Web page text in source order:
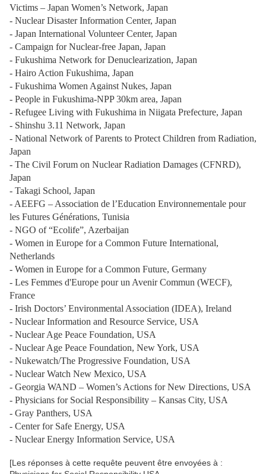
Victims – Japan Women’s Network, Japan
- Nuclear Disaster Information Center, Japan
- Japan International Volunteer Center, Japan
- Campaign for Nuclear-free Japan, Japan
- Fukushima Network for Denuclearization, Japan
- Hairo Action Fukushima, Japan
- Fukushima Women Against Nukes, Japan
- People in Fukushima-NPP 30km area, Japan
- Refugee Living with Fukushima in Niigata Prefecture, Japan
- Shinshu 3.11 Network, Japan
- National Network of Parents to Protect Children from Radiation,
Japan
- The Civil Forum on Nuclear Radiation Damages (CFNRD),
Japan
- Takagi School, Japan
- AEEFG – Association de l’Education Environnementale pour
les Futures Générations, Tunisia
- NGO of “Ecolife”, Azerbaijan
- Women in Europe for a Common Future International,
Netherlands
- Women in Europe for a Common Future, Germany
- Les Femmes d'Europe pour un Avenir Commun (WECF),
France
- Irish Doctors’ Environmental Association (IDEA), Ireland
- Nuclear Information and Resource Service, USA
- Nuclear Age Peace Foundation, USA
- Nuclear Age Peace Foundation, New York, USA
- Nukewatch/The Progressive Foundation, USA
- Nuclear Watch New Mexico, USA
- Georgia WAND – Women’s Actions for New Directions, USA
- Physicians for Social Responsibility – Kansas City, USA
- Gray Panthers, USA
- Center for Safe Energy, USA
- Nuclear Energy Information Service, USA
[Les réponses à cette requête peuvent être envoyées à :